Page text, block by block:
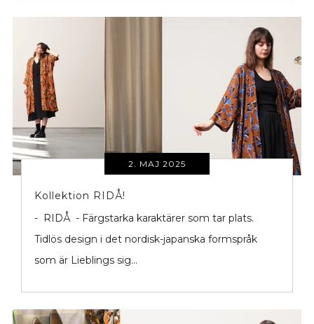
2. MAJ 2025
Kollektion RIDÅ!
- RIDÅ - Färgstarka karaktärer som tar plats.
Tidlös design i det nordisk-japanska formspråk
som är Lieblings sig...